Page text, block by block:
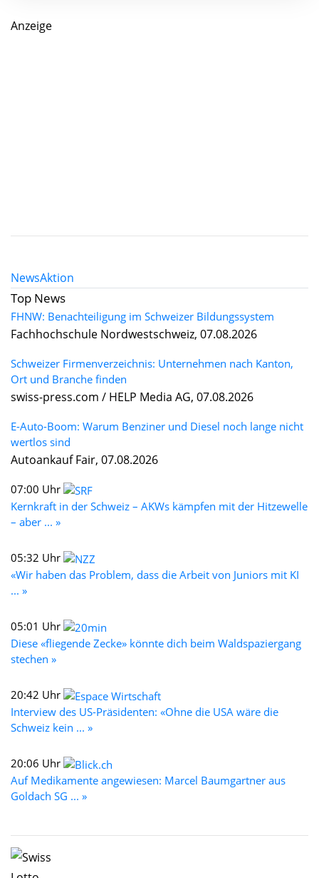
Anzeige
NewsAktion
Top News
FHNW: Benachteiligung im Schweizer Bildungssystem
Fachhochschule Nordwestschweiz, 07.08.2026
Schweizer Firmenverzeichnis: Unternehmen nach Kanton,
Ort und Branche finden
swiss-press.com / HELP Media AG, 07.08.2026
E-Auto-Boom: Warum Benziner und Diesel noch lange nicht
wertlos sind
Autoankauf Fair, 07.08.2026
07:00 Uhr
Kernkraft in der Schweiz – AKWs kämpfen mit der Hitzewelle
– aber ... »
05:32 Uhr
«Wir haben das Problem, dass die Arbeit von Juniors mit KI
... »
05:01 Uhr
Diese «fliegende Zecke» könnte dich beim Waldspaziergang
stechen »
20:42 Uhr
Interview des US-Präsidenten: «Ohne die USA wäre die
Schweiz kein ... »
20:06 Uhr
Auf Medikamente angewiesen: Marcel Baumgartner aus
Goldach SG ... »